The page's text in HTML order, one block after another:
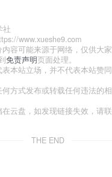
社
www.xueshe9.com
容可能来源于网络，仅供大
免责声明页面处理。
本站立场，并不代表本站赞
方式发布或转载任何违法的
云盘，如发现链接失效，请
THE END